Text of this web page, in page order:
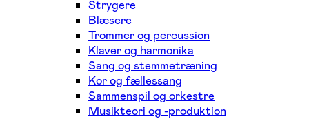
Strygere
Blæsere
Trommer og percussion
Klaver og harmonika
Sang og stemmetræning
Kor og fællessang
Sammenspil og orkestre
Musikteori og -produktion